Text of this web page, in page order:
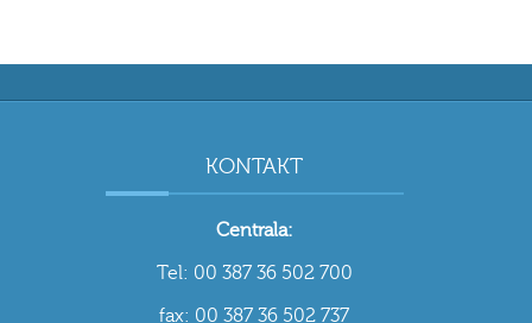
KONTAKT
Centrala:
Tel: 00 387 36 502 700
fax: 00 387 36 502 737